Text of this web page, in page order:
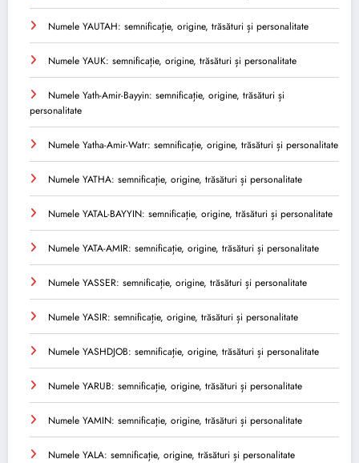
Numele YAUTAH: semnificație, origine, trăsături și personalitate
Numele YAUK: semnificație, origine, trăsături și personalitate
Numele Yath-Amir-Bayyin: semnificație, origine, trăsături și
personalitate
Numele Yatha-Amir-Watr: semnificație, origine, trăsături și personalitate
Numele YATHA: semnificație, origine, trăsături și personalitate
Numele YATAL-BAYYIN: semnificație, origine, trăsături și personalitate
Numele YATA-AMIR: semnificație, origine, trăsături și personalitate
Numele YASSER: semnificație, origine, trăsături și personalitate
Numele YASIR: semnificație, origine, trăsături și personalitate
Numele YASHDJOB: semnificație, origine, trăsături și personalitate
Numele YARUB: semnificație, origine, trăsături și personalitate
Numele YAMIN: semnificație, origine, trăsături și personalitate
Numele YALA: semnificație, origine, trăsături și personalitate